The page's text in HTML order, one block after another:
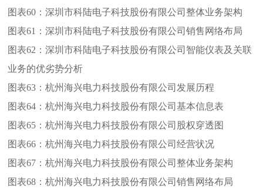
图表60：深圳市科陆电子科技股份有限公司整体业务架构
图表61：深圳市科陆电子科技股份有限公司销售网络布局
图表62：深圳市科陆电子科技股份有限公司智能仪表及关联
业务的优劣势分析
图表63：杭州海兴电力科技股份有限公司发展历程
图表64：杭州海兴电力科技股份有限公司基本信息表
图表65：杭州海兴电力科技股份有限公司股权穿透图
图表66：杭州海兴电力科技股份有限公司经营状况
图表67：杭州海兴电力科技股份有限公司整体业务架构
图表68：杭州海兴电力科技股份有限公司销售网络布局